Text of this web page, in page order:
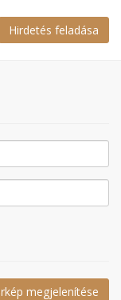
Hirdetés feladása
megjelenítése